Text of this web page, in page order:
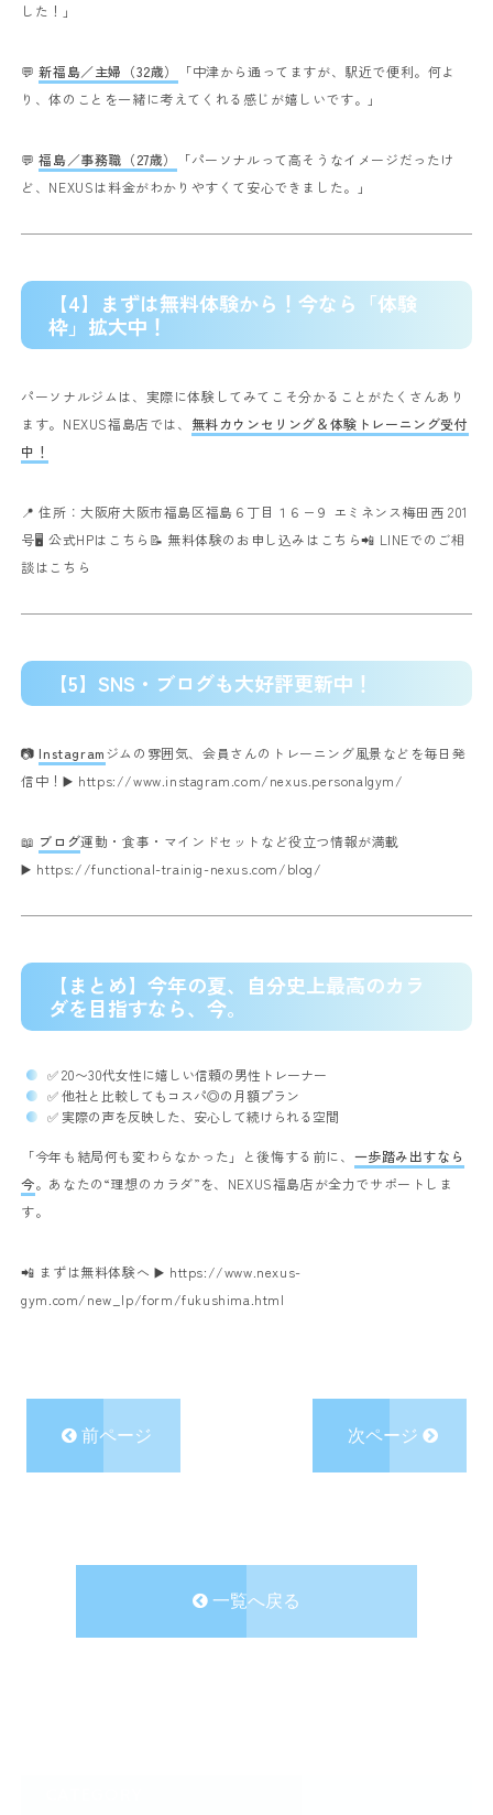
した！」
💬新福島／主婦（32歳）
「中津から通ってますが、駅近で便利。何よ
り、体のことを一緒に考えてくれる感じが嬉しいです。」
💬福島／事務職（27歳）
「パーソナルって高そうなイメージだったけ
ど、NEXUSは料金がわかりやすくて安心できました。」
【4】まずは無料体験から！今なら「体験
枠」拡大中！
パーソナルジムは、実際に体験してみてこそ分かることがたくさんあり
ます。 NEXUS福島店では、 無料カウンセリング＆体験トレーニング受付
中！
📍 住所：大阪府大阪市福島区福島６丁目１６−９ エミネンス梅田西 201
号🖥️ 公式HPはこちら 📝 無料体験のお申し込みはこちら📲 LINEでのご相
談はこちら
【5】SNS・ブログも大好評更新中！
📷 Instagramジムの雰囲気、会員さんのトレーニング風景などを毎日発
信中！ ▶️ https://www.instagram.com/nexus.personalgym/
📖 ブログ運動・食事・マインドセットなど役立つ情報が満載
▶️ https://functional-trainig-nexus.com/blog/
【まとめ】今年の夏、自分史上最高のカラ
ダを目指すなら、今。
✅ 20〜30代女性に嬉しい信頼の男性トレーナー
✅ 他社と比較してもコスパ◎の月額プラン
✅ 実際の声を反映した、安心して続けられる空間
「今年も結局何も変わらなかった」と後悔する前に、 一歩踏み出すなら
今。 あなたの“理想のカラダ”を、NEXUS福島店が全力でサポートしま
す。
📲 まずは無料体験へ ▶️ https://www.nexus-
gym.com/new_lp/form/fukushima.html
前ページ 次ページ
一覧へ戻る